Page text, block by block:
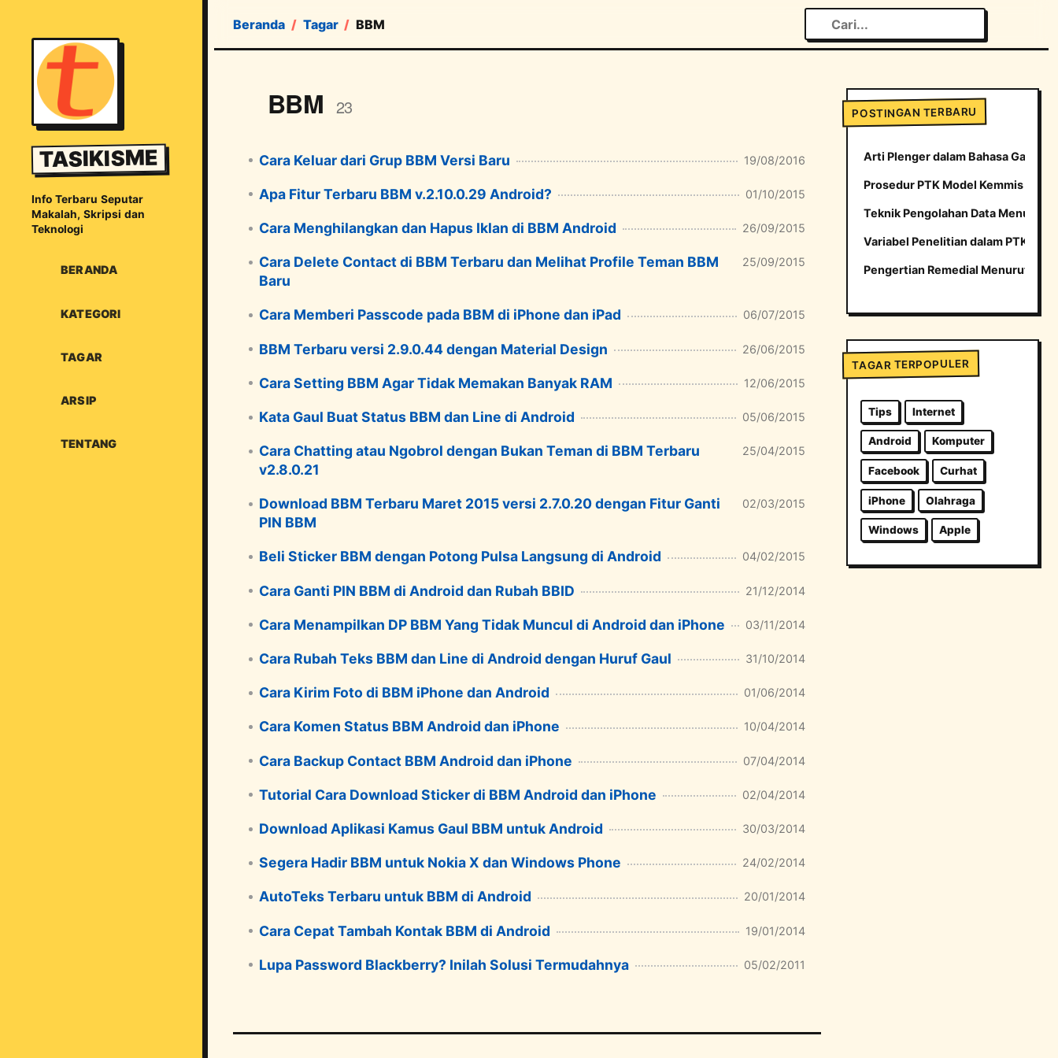
TASIKISME
Info Terbaru Seputar
Makalah, Skripsi dan
Teknologi
BERANDA
KATEGORI
TAGAR
ARSIP
TENTANG
Beranda Tagar BBM
BBM 23
Cara Keluar dari Grup BBM Versi Baru 19/08/2016
Apa Fitur Terbaru BBM v.2.10.0.29 Android? 01/10/2015
Cara Menghilangkan dan Hapus Iklan di BBM Android 26/09/2015
Cara Delete Contact di BBM Terbaru dan Melihat Profile Teman BBM
Baru
25/09/2015
Cara Memberi Passcode pada BBM di iPhone dan iPad 06/07/2015
BBM Terbaru versi 2.9.0.44 dengan Material Design 26/06/2015
Cara Setting BBM Agar Tidak Memakan Banyak RAM 12/06/2015
Kata Gaul Buat Status BBM dan Line di Android 05/06/2015
Cara Chatting atau Ngobrol dengan Bukan Teman di BBM Terbaru
v2.8.0.21
25/04/2015
Download BBM Terbaru Maret 2015 versi 2.7.0.20 dengan Fitur Ganti
PIN BBM
02/03/2015
Beli Sticker BBM dengan Potong Pulsa Langsung di Android 04/02/2015
Cara Ganti PIN BBM di Android dan Rubah BBID 21/12/2014
Cara Menampilkan DP BBM Yang Tidak Muncul di Android dan iPhone 03/11/2014
Cara Rubah Teks BBM dan Line di Android dengan Huruf Gaul 31/10/2014
Cara Kirim Foto di BBM iPhone dan Android 01/06/2014
Cara Komen Status BBM Android dan iPhone 10/04/2014
Cara Backup Contact BBM Android dan iPhone 07/04/2014
Tutorial Cara Download Sticker di BBM Android dan iPhone 02/04/2014
Download Aplikasi Kamus Gaul BBM untuk Android 30/03/2014
Segera Hadir BBM untuk Nokia X dan Windows Phone 24/02/2014
AutoTeks Terbaru untuk BBM di Android 20/01/2014
Cara Cepat Tambah Kontak BBM di Android 19/01/2014
Lupa Password Blackberry? Inilah Solusi Termudahnya 05/02/2011
POSTINGAN TERBARU
Arti Plenger dalam Bahasa Gaul
Prosedur PTK Model Kemmis dan
Teknik Pengolahan Data Menurut
Variabel Penelitian dalam PTK
Pengertian Remedial Menurut
TAGAR TERPOPULER
Tips Internet
Android Komputer
Facebook Curhat
iPhone Olahraga
Windows Apple